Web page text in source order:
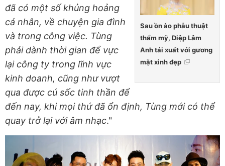
Sau ồn ào phẫu thuật
thẩm mỹ, Diệp Lâm
Anh tái xuất với gương
mặt xinh đẹp
đã có một số khủng hoảng
cá nhân, về chuyện gia đình
và trong công việc. Tùng
phải dành thời gian để vực
lại công ty trong lĩnh vực
kinh doanh, cũng như vượt
qua được cú sốc tinh thần để
đến nay, khi mọi thứ đã ổn định, Tùng mới có thể
quay trở lại với âm nhạc."